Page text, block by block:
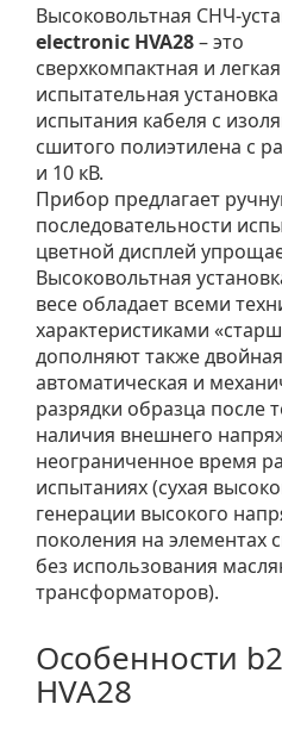
Высоковольтная СНЧ-
electronic HVA28– это
сверхкомпактная и легкая
испытательная установка
испытания кабеля с
сшитого полиэтилена с
и 10 кВ.
Прибор предлагает
последовательности
цветной дисплей
Высоковольтная
весе обладает всеми
характеристиками
дополняют также
автоматическая и
разрядки образца после
наличия внешнего
неограниченное время
испытаниях (сухая
генерации высокого
поколения на элементах
без использования
трансформаторов).
Особенности
HVA28